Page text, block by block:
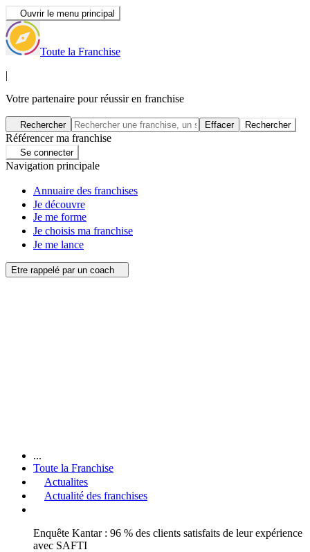
Ouvrir le menu principal
Toute la Franchise
|
Votre partenaire pour réussir en franchise
Rechercher Effacer Rechercher
Référencer ma franchise
Se connecter
Navigation principale
Annuaire des franchises
Je découvre
Je me forme
Je choisis ma franchise
Je me lance
Etre rappelé par un coach
...
Toute la Franchise
Actualites
Actualité des franchises
Enquête Kantar : 96 % des clients satisfaits de leur expérience
avec SAFTI